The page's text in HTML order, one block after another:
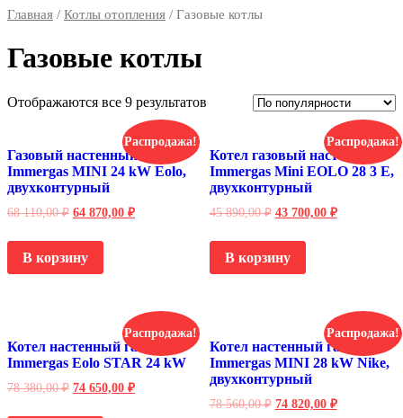
Главная / Котлы отопления / Газовые котлы
Газовые котлы
Отображаются все 9 результатов
Распродажа!
Газовый настенный котёл
Immergas MINI 24 kW Eolo,
двухконтурный
68 110,00₽ 64 870,00 ₽
В корзину
Распродажа!
Котел газовый настенный
Immergas Mini EOLO 28 3 E,
двухконтурный
45 890,00₽ 43 700,00 ₽
В корзину
Распродажа!
Котел настенный газовый
Immergas Eolo STAR 24 kW
78 380,00₽ 74 650,00 ₽
Распродажа!
Котел настенный газовый
Immergas MINI 28 kW Nike,
двухконтурный
78 560,00₽ 74 820,00 ₽